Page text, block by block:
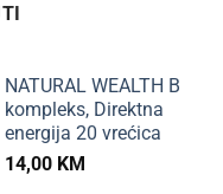
NATURAL WEALTH B
kompleks, Direktna
energija 20 vrećica
14,00 KM